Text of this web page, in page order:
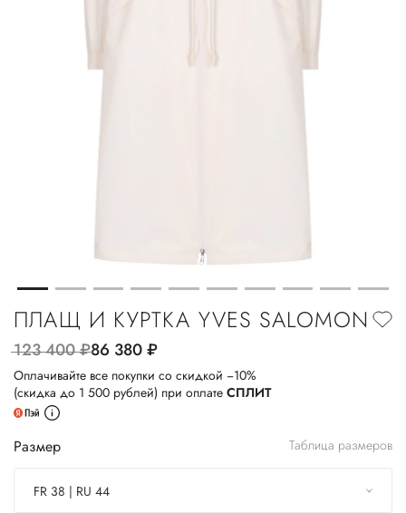
ПЛАЩ И КУРТКА YVES SALOMON
123 400руб.86 380руб.
Оплачивайте все покупки со скидкой −10%
(скидка до 1 500 рублей) при оплате СПЛИТ
Размер Таблица размеров
FR 38 | RU 44